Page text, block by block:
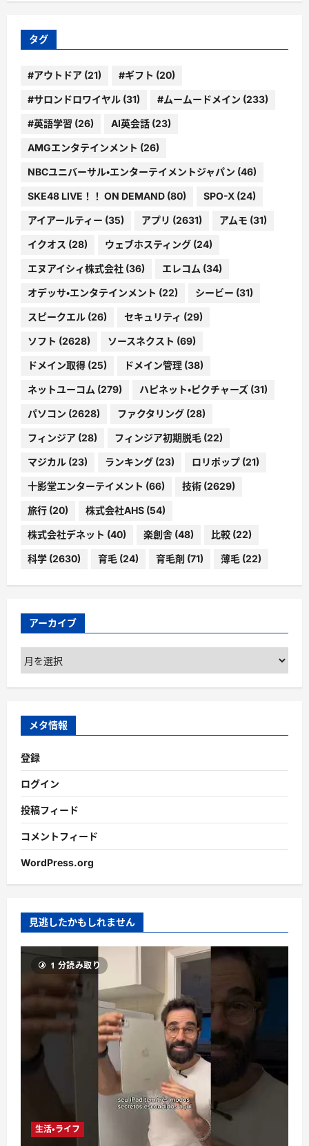
ー
タグ
#アウトドア (21) #ギフト (20)
#サロンドロワイヤル (31) #ムームードメイン (233)
#英語学習 (26) AI英会話 (23)
AMGエンタテインメント (26)
NBCユニバーサル・エンターテイメントジャパン (46)
SKE48 LIVE！！ ON DEMAND (80) SPO-X (24)
アイアールティー (35) アプリ (2631) アムモ (31)
イクオス (28) ウェブホスティング (24)
エヌアイシィ株式会社 (36) エレコム (34)
オデッサ・エンタテインメント (22) シービー (31)
スピークエル (26) セキュリティ (29)
ソフト (2628) ソースネクスト (69)
ドメイン取得 (25) ドメイン管理 (38)
ネットユーコム (279) ハピネット・ピクチャーズ (31)
パソコン (2628) ファクタリング (28)
フィンジア (28) フィンジア初期脱毛 (22)
マジカル (23) ランキング (23) ロリポップ (21)
十影堂エンターテイメント (66) 技術 (2629)
旅行 (20) 株式会社AHS (54)
株式会社デネット (40) 楽創舎 (48) 比較 (22)
科学 (2630) 育毛 (24) 育毛剤 (71) 薄毛 (22)
アーカイブ
ア
ー
カ
ブ
メタ情報
登録
ログイン
投稿フィード
コメントフィード
WordPress.org
見逃したかもしれません
1 分読み取り
生活・ライフ